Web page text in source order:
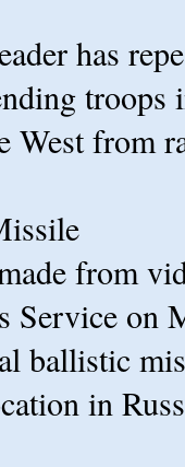
has
West from
from
Service on
ballistic
in